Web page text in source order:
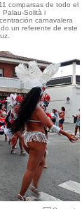
comparsas de todo el
Palau-Solità i
carnavalera
un referente de este